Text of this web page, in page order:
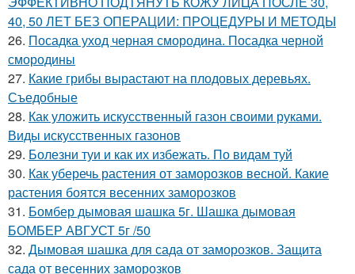
40, 50 ЛЕТ БЕЗ ОПЕРАЦИИ: ПРОЦЕДУРЫ И МЕТОДЫ
26. Посадка уход черная смородина. Посадка черной
смородины
27. Какие грибы вырастают на плодовых деревьях.
Съедобные
28. Как уложить искусственный газон своими руками.
Виды искусственных газонов
29. Болезни туи и как их избежать. По видам туй
30. Как уберечь растения от заморозков весной. Какие
растения боятся весенних заморозков
31. Бомбер дымовая шашка 5г. Шашка дымовая
БОМБЕР АВГУСТ 5г /50
32. Дымовая шашка для сада от заморозков. Защита
сада от весенних заморозков